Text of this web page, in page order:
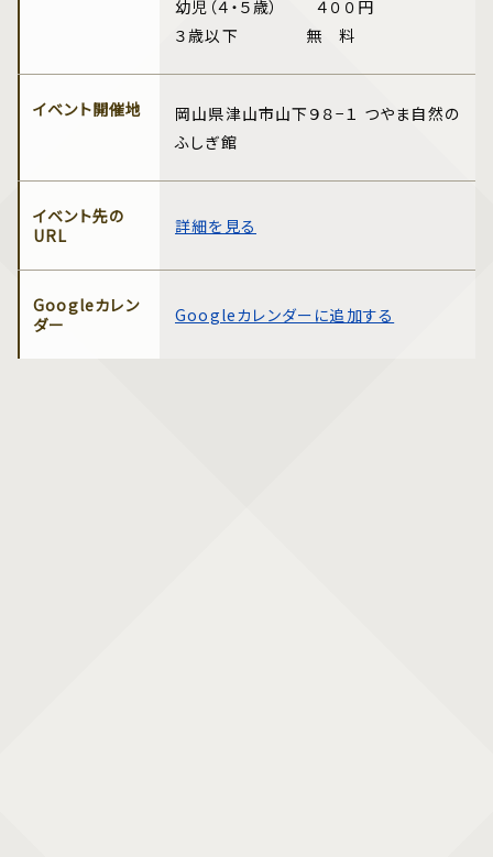
幼児（４・５歳） ４００円
３歳以下 無 料
イベント開催地
岡山県津山市山下９８−１ つやま自然の
ふしぎ館
イベント先の
URL
詳細を見る
Googleカレン
ダー
Googleカレンダーに追加する